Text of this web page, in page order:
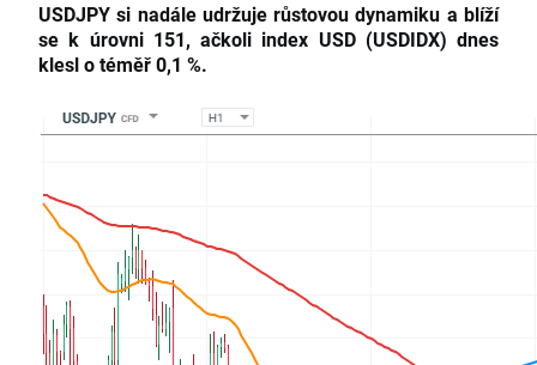
USDJPY si nadále udržuje růstovou dynamiku a blíží
se k úrovni 151, ačkoli index USD (USDIDX) dnes
klesl o téměř 0,1 %.